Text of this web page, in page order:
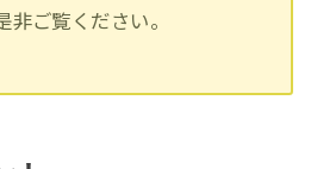
非ご覧ください。